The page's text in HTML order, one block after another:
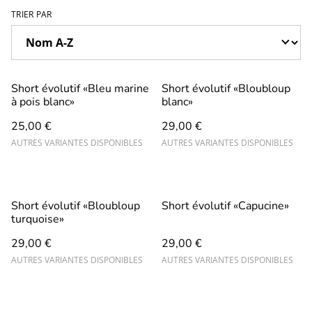
TRIER PAR
Short évolutif «Bleu marine
à pois blanc»
25,00 €
AUTRES VARIANTES DISPONIBLES
Short évolutif «Bloubloup
blanc»
29,00 €
AUTRES VARIANTES DISPONIBLES
Short évolutif «Bloubloup
turquoise»
29,00 €
AUTRES VARIANTES DISPONIBLES
Short évolutif «Capucine»
29,00 €
AUTRES VARIANTES DISPONIBLES